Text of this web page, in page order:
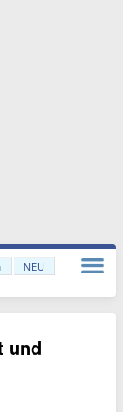
NEU
und